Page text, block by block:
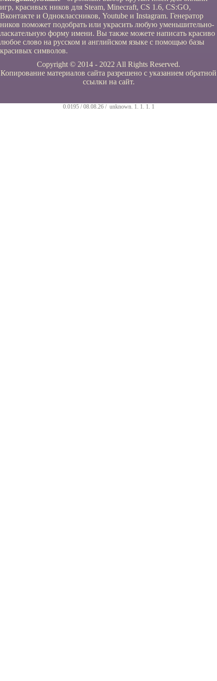
игр, красивых ников для Steam, Minecraft, CS 1.6, CS:GO,
Вконтакте и Одноклассников, Youtube и Instagram. Генератор
ников поможет подобрать или украсить любую уменьшительно-
ласкательную форму имени. Вы также можете написать красиво
любое слово на русском и английском языке с помощью базы
красивых символов.
Copyright © 2014 - 2022 All Rights Reserved.
Копирование материалов сайта разрешено с указанием обратной
ссылки на сайт.
0.0195 / 08.08.26 / unknown 1 1 1 1